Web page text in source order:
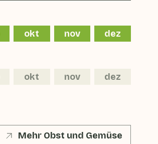
okt nov dez
okt nov dez
Mehr Obst und Gemüse